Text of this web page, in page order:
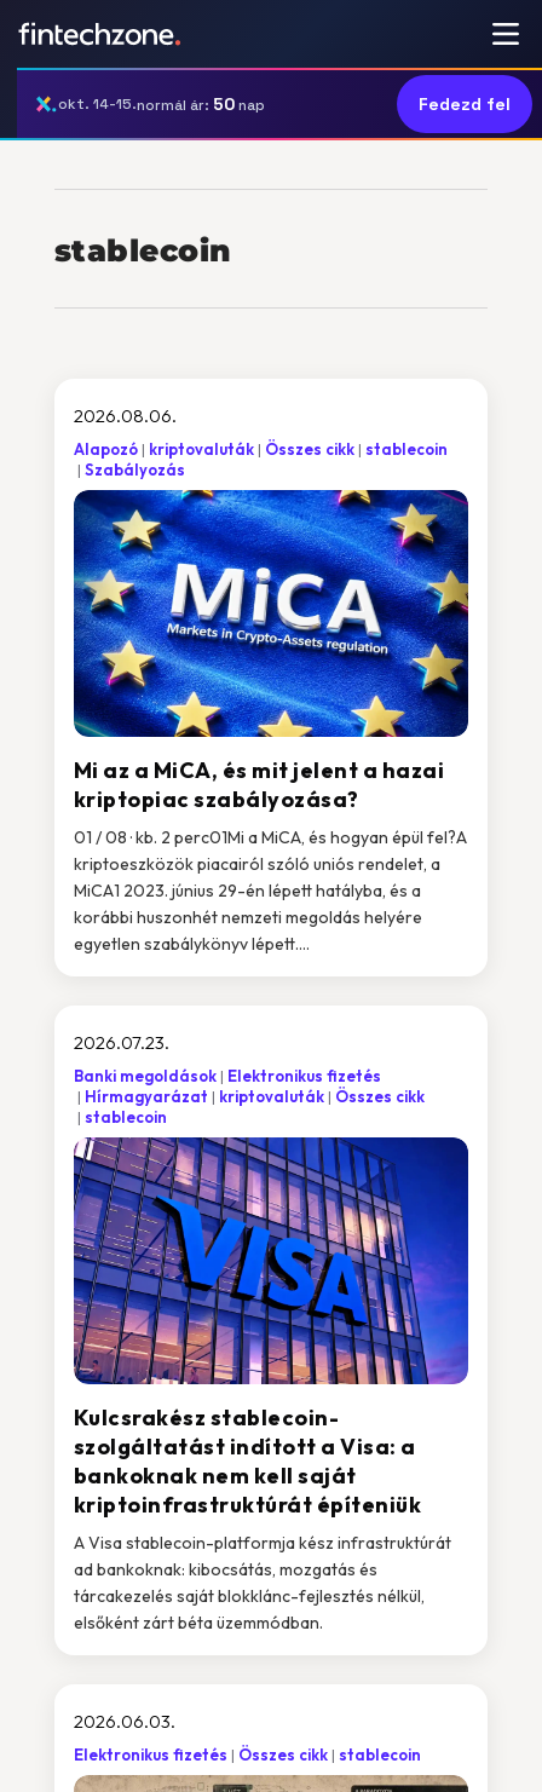
okt. 14-15.normál ár: 50nap Fedezd fel
stablecoin
Mi az a MiCA, és mit jelent a hazai
kriptopiac szabályozása?
2026.08.06.
Alapozó kriptovaluták Összes cikk stablecoin
Szabályozás
01 / 08 · kb. 2 perc01Mi a MiCA, és hogyan épül fel?A
kriptoeszközök piacairól szóló uniós rendelet, a
MiCA1 2023. június 29-én lépett hatályba, és a
korábbi huszonhét nemzeti megoldás helyére
egyetlen szabálykönyv lépett....
Kulcsrakész stablecoin-
szolgáltatást indított a Visa: a
bankoknak nem kell saját
kriptoinfrastruktúrát építeniük
2026.07.23.
Banki megoldások
Elektronikus fizetés
Hírmagyarázat
kriptovaluták
Összes cikk
stablecoin
A Visa stablecoin-platformja kész infrastruktúrát
ad bankoknak: kibocsátás, mozgatás és
tárcakezelés saját blokklánc-fejlesztés nélkül,
elsőként zárt béta üzemmódban.
2026.06.03.
Elektronikus fizetés Összes cikk stablecoin